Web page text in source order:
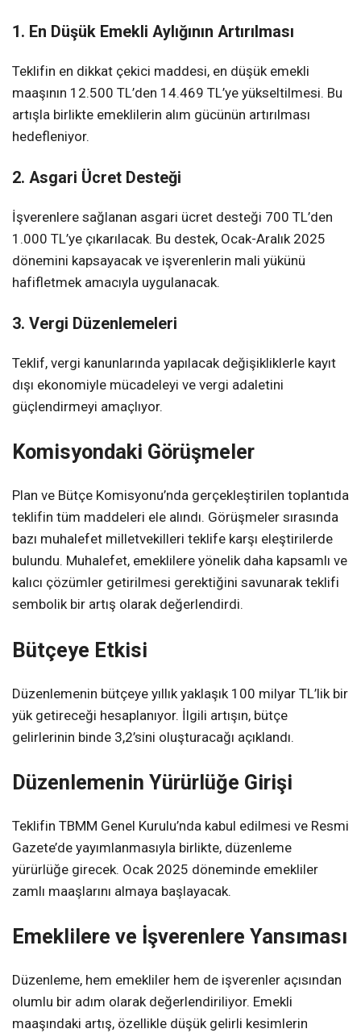
1. En Düşük Emekli Aylığının Artırılması
Teklifin en dikkat çekici maddesi, en düşük emekli
maaşının 12.500 TL’den 14.469 TL’ye yükseltilmesi. Bu
artışla birlikte emeklilerin alım gücünün artırılması
hedefleniyor.
2. Asgari Ücret Desteği
İşverenlere sağlanan asgari ücret desteği 700 TL’den
1.000 TL’ye çıkarılacak. Bu destek, Ocak-Aralık 2025
dönemini kapsayacak ve işverenlerin mali yükünü
hafifletmek amacıyla uygulanacak.
3. Vergi Düzenlemeleri
Teklif, vergi kanunlarında yapılacak değişikliklerle kayıt
dışı ekonomiyle mücadeleyi ve vergi adaletini
güçlendirmeyi amaçlıyor.
Komisyondaki Görüşmeler
Plan ve Bütçe Komisyonu’nda gerçekleştirilen toplantıda
teklifin tüm maddeleri ele alındı. Görüşmeler sırasında
bazı muhalefet milletvekilleri teklife karşı eleştirilerde
bulundu. Muhalefet, emeklilere yönelik daha kapsamlı ve
kalıcı çözümler getirilmesi gerektiğini savunarak teklifi
sembolik bir artış olarak değerlendirdi.
Bütçeye Etkisi
Düzenlemenin bütçeye yıllık yaklaşık 100 milyar TL’lik bir
yük getireceği hesaplanıyor. İlgili artışın, bütçe
gelirlerinin binde 3,2’sini oluşturacağı açıklandı.
Düzenlemenin Yürürlüğe Girişi
Teklifin TBMM Genel Kurulu’nda kabul edilmesi ve Resmi
Gazete’de yayımlanmasıyla birlikte, düzenleme
yürürlüğe girecek. Ocak 2025 döneminde emekliler
zamlı maaşlarını almaya başlayacak.
Emeklilere ve İşverenlere Yansıması
Düzenleme, hem emekliler hem de işverenler açısından
olumlu bir adım olarak değerlendiriliyor. Emekli
maaşındaki artış, özellikle düşük gelirli kesimlerin